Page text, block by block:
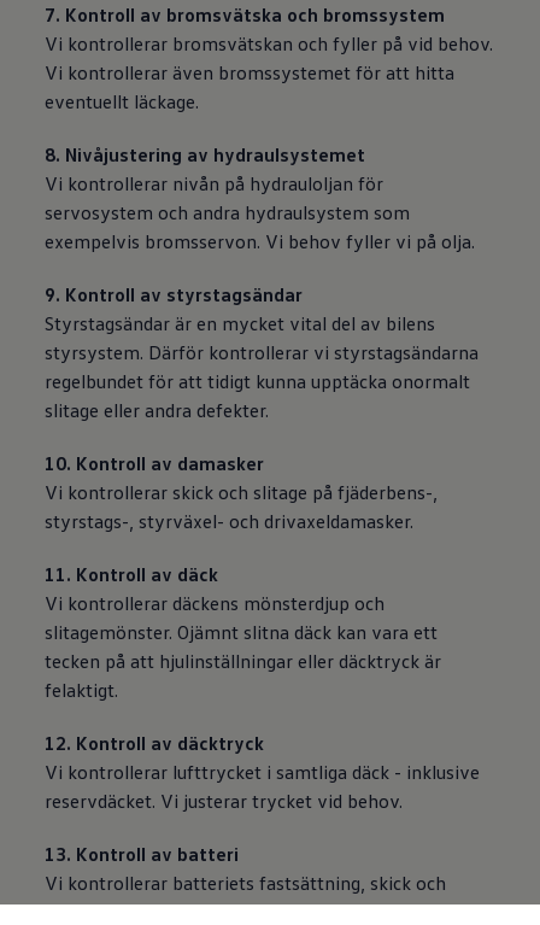
7. Kontroll av bromsvätska och bromssystem
Vi kontrollerar bromsvätskan och fyller på vid behov.
Vi kontrollerar även bromssystemet för att hitta
eventuellt läckage.
8. Nivåjustering av hydraulsystemet
Vi kontrollerar nivån på hydrauloljan för
servosystem och andra hydraulsystem som
exempelvis bromsservon. Vi behov fyller vi på olja.
9. Kontroll av styrstagsändar
Styrstagsändar är en mycket vital del av bilens
styrsystem. Därför kontrollerar vi styrstagsändarna
regelbundet för att tidigt kunna upptäcka onormalt
slitage eller andra defekter.
10. Kontroll av damasker
Vi kontrollerar skick och slitage på fjäderbens-,
styrstags-, styrväxel- och drivaxeldamasker.
11. Kontroll av däck
Vi kontrollerar däckens mönsterdjup och
slitagemönster. Ojämnt slitna däck kan vara ett
tecken på att hjulinställningar eller däcktryck är
felaktigt.
12. Kontroll av däcktryck
Vi kontrollerar lufttrycket i samtliga däck - inklusive
reservdäcket. Vi justerar trycket vid behov.
13. Kontroll av batteri
Vi kontrollerar batteriets fastsättning, skick och
syranivå. Vid behov fyller vi på med destillerat